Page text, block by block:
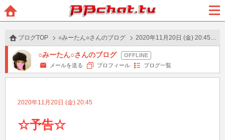
BBchatTV
ュー
ブログTOP ○みーたん○さんのブログ 2020年11月20日 (金) 20:45 の投稿
○みーたん○さんのブログ
メールを送る プロフィール ブログ一覧
2020年11月20日 (金) 20:45
☆予告☆